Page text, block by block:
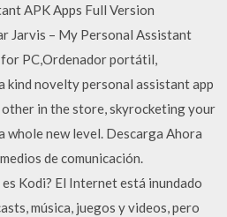
APK Apps Full Version
Jarvis – My Personal Assistant
PC,Ordenador portátil,
kind novelty personal assistant app
in the store, skyrocketing your
whole new level. Descarga Ahora
de comunicación.
Kodi? El Internet está inundado
música, juegos y videos, pero